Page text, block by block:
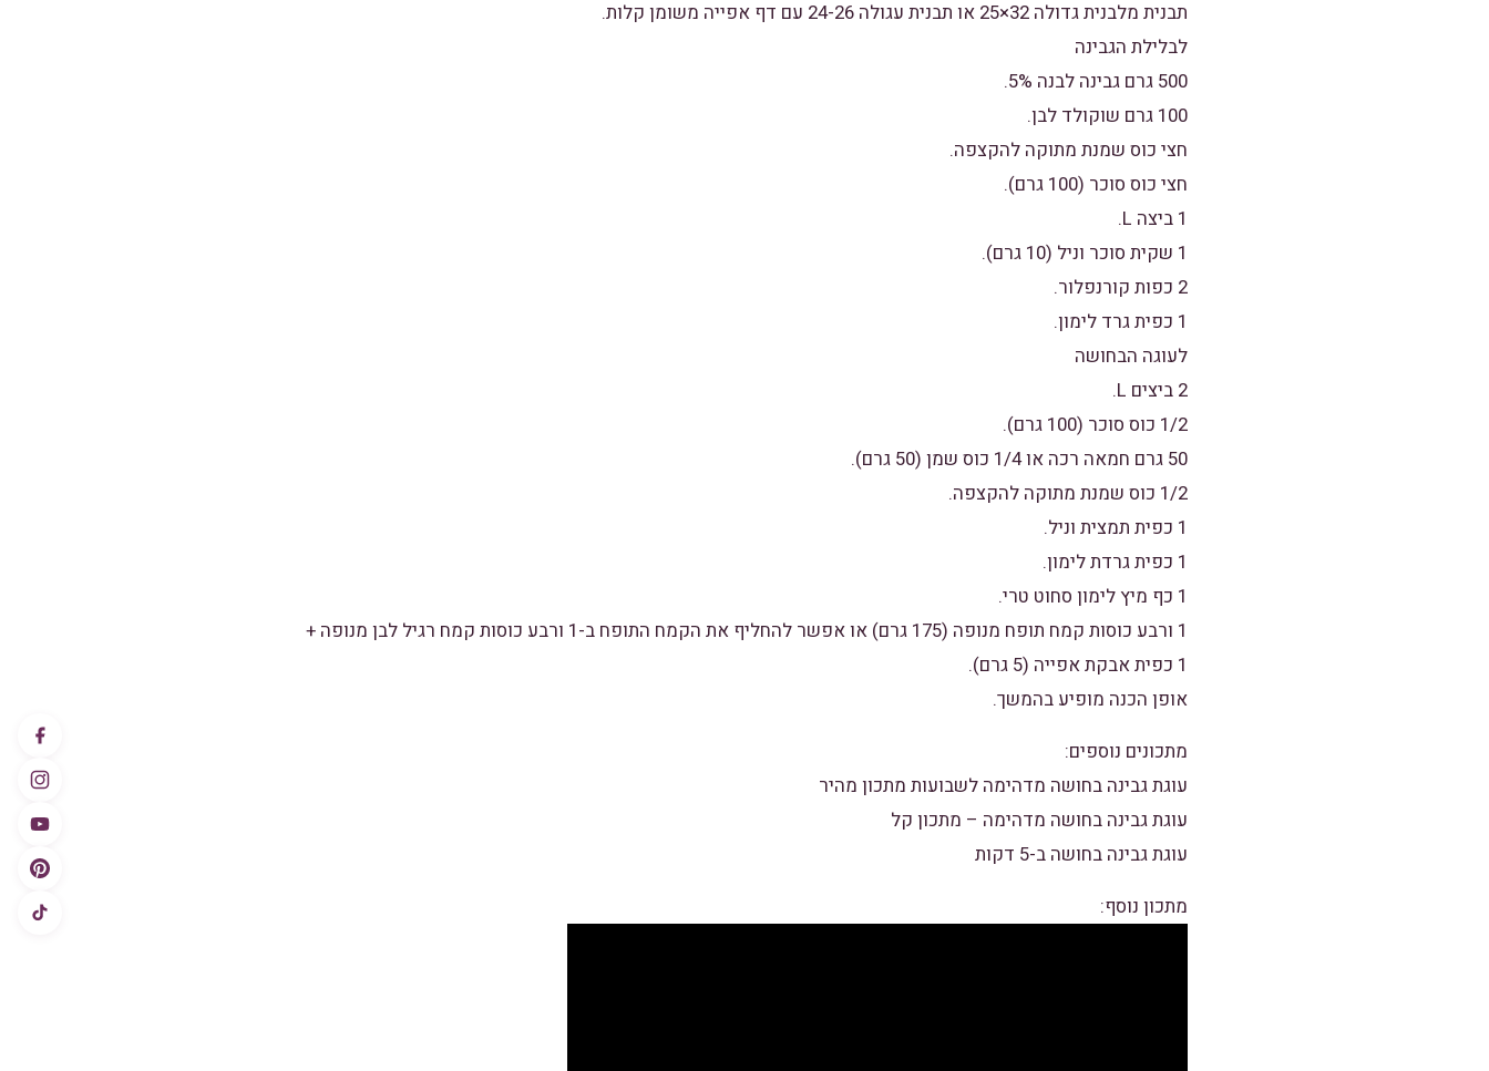
תבנית מלבנית גדולה 32×25 או תבנית עגולה 24-26 עם דף אפייה משומן קלות.
לבלילת הגבינה
500 גרם גבינה לבנה 5%.
100 גרם שוקולד לבן.
חצי כוס שמנת מתוקה להקצפה.
חצי כוס סוכר (100 גרם).
1 ביצה L.
1 שקית סוכר וניל (10 גרם).
2 כפות קורנפלור.
1 כפית גרד לימון.
לעוגה הבחושה
2 ביצים L.
1/2 כוס סוכר (100 גרם).
50 גרם חמאה רכה או 1/4 כוס שמן (50 גרם).
1/2 כוס שמנת מתוקה להקצפה.
1 כפית תמצית וניל.
1 כפית גרדת לימון.
1 כף מיץ לימון סחוט טרי.
1 ורבע כוסות קמח תופח מנופה (175 גרם) או אפשר להחליף את הקמח התופח ב-1 ורבע כוסות קמח רגיל לבן מנופה +
1 כפית אבקת אפייה (5 גרם).
אופן הכנה מופיע בהמשך.
מתכונים נוספים:
עוגת גבינה בחושה מדהימה לשבועות מתכון מהיר
עוגת גבינה בחושה מדהימה – מתכון קל
עוגת גבינה בחושה ב-5 דקות
מתכון נוסף: